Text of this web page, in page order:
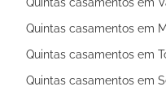
Quintas casamentos em
Quintas casamentos em
Quintas casamentos em